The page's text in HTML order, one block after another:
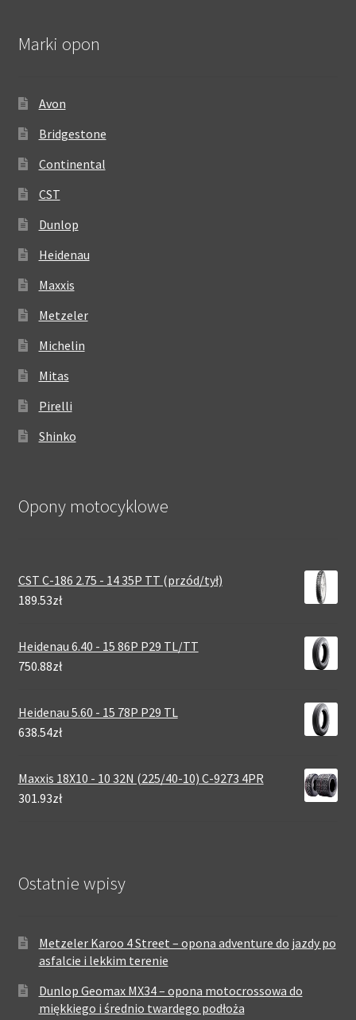
Marki opon
Avon
Bridgestone
Continental
CST
Dunlop
Heidenau
Maxxis
Metzeler
Michelin
Mitas
Pirelli
Shinko
Opony motocyklowe
CST C-186 2.75 - 14 35P TT (przód/tył)
189.53zł
Heidenau 6.40 - 15 86P P29 TL/TT
750.88zł
Heidenau 5.60 - 15 78P P29 TL
638.54zł
Maxxis 18X10 - 10 32N (225/40-10) C-9273 4PR
301.93zł
Ostatnie wpisy
Metzeler Karoo 4 Street – opona adventure do jazdy po
asfalcie i lekkim terenie
Dunlop Geomax MX34 – opona motocrossowa do
miękkiego i średnio twardego podłoża